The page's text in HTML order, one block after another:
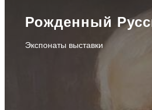
Рожденный
Экспонаты выставки